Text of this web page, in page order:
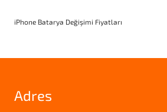
iPhone Batarya Değişimi Fiyatları
Adres